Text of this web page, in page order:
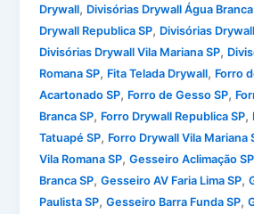
Drywall, Divisórias Drywall Água Branca
Drywall Republica SP, Divisórias
Divisórias Drywall Vila Mariana SP,
Romana SP, Fita Telada Drywall, Forro
Acartonado SP, Forro de Gesso SP,
Branca SP, Forro Drywall Republica SP,
Tatuapé SP, Forro Drywall Vila Mariana
Vila Romana SP,Gesseiro Aclimação SP
Branca SP,Gesseiro AV Faria Lima SP,
Paulista SP,Gesseiro Barra Funda SP,